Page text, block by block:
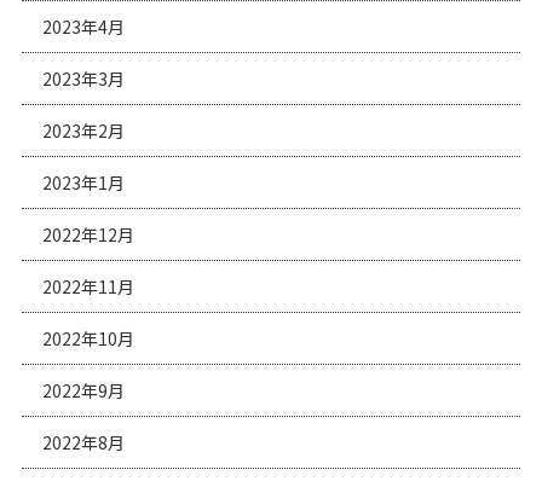
2023年4月
2023年3月
2023年2月
2023年1月
2022年12月
2022年11月
2022年10月
2022年9月
2022年8月